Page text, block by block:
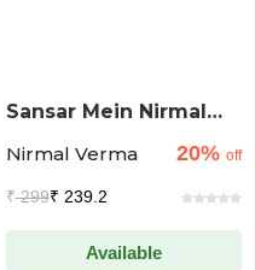
Sansar Mein Nirmal
Nirmal Verma
20% off
₹299₹ 239.2
Available